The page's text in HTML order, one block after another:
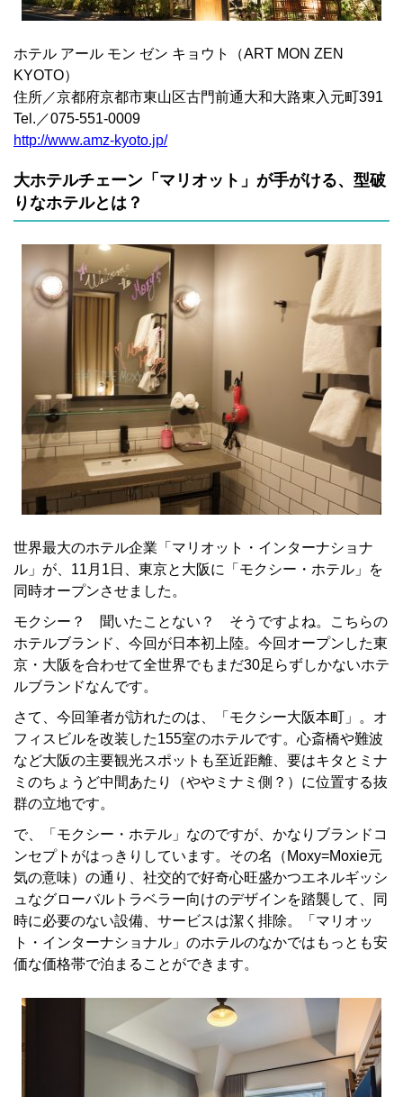
ホテル アール モン ゼン キョウト（ART MON ZEN
KYOTO）
住所／京都府京都市東山区古門前通大和大路東入元町391
Tel.／075-551-0009
http://www.amz-kyoto.jp/
大ホテルチェーン「マリオット」が手がける、型破
りなホテルとは？
世界最大のホテル企業「マリオット・インターナショナ
ル」が、11月1日、東京と大阪に「モクシー・ホテル」を
同時オープンさせました。
モクシー？ 聞いたことない？ そうですよね。こちらの
ホテルブランド、今回が日本初上陸。今回オープンした東
京・大阪を合わせて全世界でもまだ30足らずしかないホテ
ルブランドなんです。
さて、今回筆者が訪れたのは、「モクシー大阪本町」。オ
フィスビルを改装した155室のホテルです。心斎橋や難波
など大阪の主要観光スポットも至近距離、要はキタとミナ
ミのちょうど中間あたり（ややミナミ側？）に位置する抜
群の立地です。
で、「モクシー・ホテル」なのですが、かなりブランドコ
ンセプトがはっきりしています。その名（Moxy=Moxie元
気の意味）の通り、社交的で好奇心旺盛かつエネルギッシ
ュなグローバルトラベラー向けのデザインを踏襲して、同
時に必要のない設備、サービスは潔く排除。「マリオッ
ト・インターナショナル」のホテルのなかではもっとも安
価な価格帯で泊まることができます。